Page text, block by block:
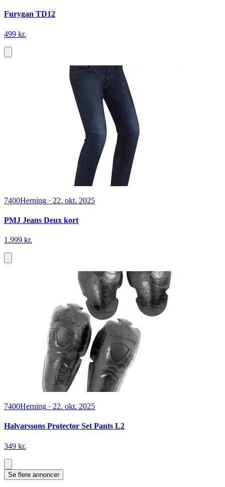
Furygan TD12
499 kr.
7400Herning · 22. okt. 2025
PMJ Jeans Deux kort
1.999 kr.
7400Herning · 22. okt. 2025
Halvarssons Protector Set Pants L2
349 kr.
Se flere annoncer